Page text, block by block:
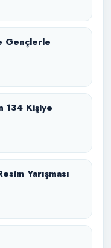
Gençlerle
134 Kişiye
Yarışması